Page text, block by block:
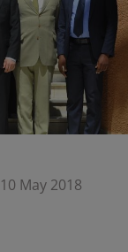
10 May 2018